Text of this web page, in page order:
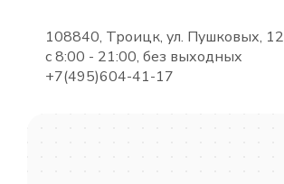
108840, Троицк, ул. Пушковых, 12
с 8:00 - 21:00, без выходных
+7(495)604-41-17